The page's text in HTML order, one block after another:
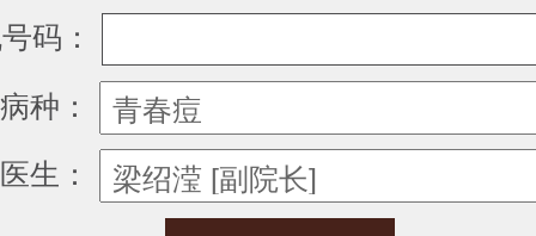
码：
种：
生：